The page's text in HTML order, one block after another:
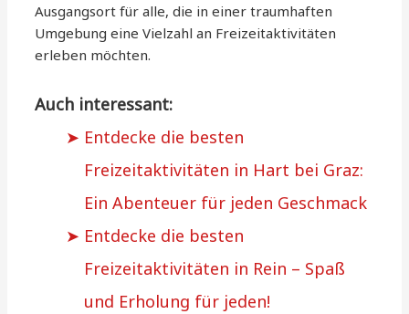
Ausgangsort für alle, die in einer traumhaften
Umgebung eine Vielzahl an Freizeitaktivitäten
erleben möchten.
Auch interessant:
Entdecke die besten
Freizeitaktivitäten in Hart bei Graz:
Ein Abenteuer für jeden Geschmack
Entdecke die besten
Freizeitaktivitäten in Rein – Spaß
und Erholung für jeden!